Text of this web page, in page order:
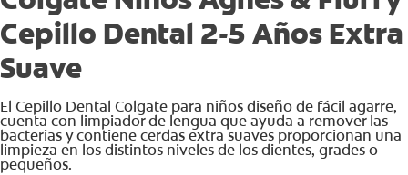
Cepillo Dental 2-5 Años Extra
Suave
El Cepillo Dental Colgate para niños diseño de fácil agarre,
cuenta con limpiador de lengua que ayuda a remover las
bacterias y contiene cerdas extra suaves proporcionan una
limpieza en los distintos niveles de los dientes, grades o
pequeños.